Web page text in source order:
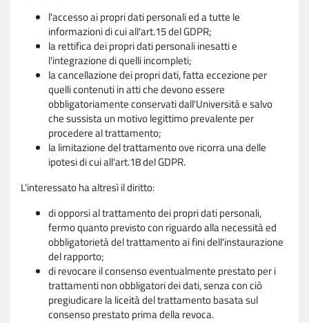
l'accesso ai propri dati personali ed a tutte le
informazioni di cui all'art.15 del GDPR;
la rettifica dei propri dati personali inesatti e
l'integrazione di quelli incompleti;
la cancellazione dei propri dati, fatta eccezione per
quelli contenuti in atti che devono essere
obbligatoriamente conservati dall'Università e salvo
che sussista un motivo legittimo prevalente per
procedere al trattamento;
la limitazione del trattamento ove ricorra una delle
ipotesi di cui all'art.18 del GDPR.
L'interessato ha altresì il diritto:
di opporsi al trattamento dei propri dati personali,
fermo quanto previsto con riguardo alla necessità ed
obbligatorietà del trattamento ai fini dell'instaurazione
del rapporto;
di revocare il consenso eventualmente prestato per i
trattamenti non obbligatori dei dati, senza con ciò
pregiudicare la liceità del trattamento basata sul
consenso prestato prima della revoca.